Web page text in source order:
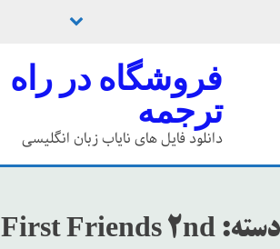
فروشگاه در راه
ترجمه
دانلود فایل های نایاب زبان انگلیسی
دسته: First Friends 2nd